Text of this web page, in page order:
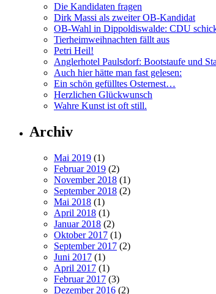
Die Kandidaten fragen
Dirk Massi als zweiter OB-Kandidat
OB-Wahl in Dippoldiswalde: CDU
Tierheimweihnachten fällt aus
Petri Heil!
Anglerhotel Paulsdorf: Bootstaufe und
Auch hier hätte man fast gelesen:
Ein schön gefülltes Osternest…
Herzlichen Glückwunsch
Wahre Kunst ist oft still.
Archiv
Mai 2019 (1)
Februar 2019 (2)
November 2018 (1)
September 2018 (2)
Mai 2018 (1)
April 2018 (1)
Januar 2018 (2)
Oktober 2017 (1)
September 2017 (2)
Juni 2017 (1)
April 2017 (1)
Februar 2017 (3)
Dezember 2016 (2)